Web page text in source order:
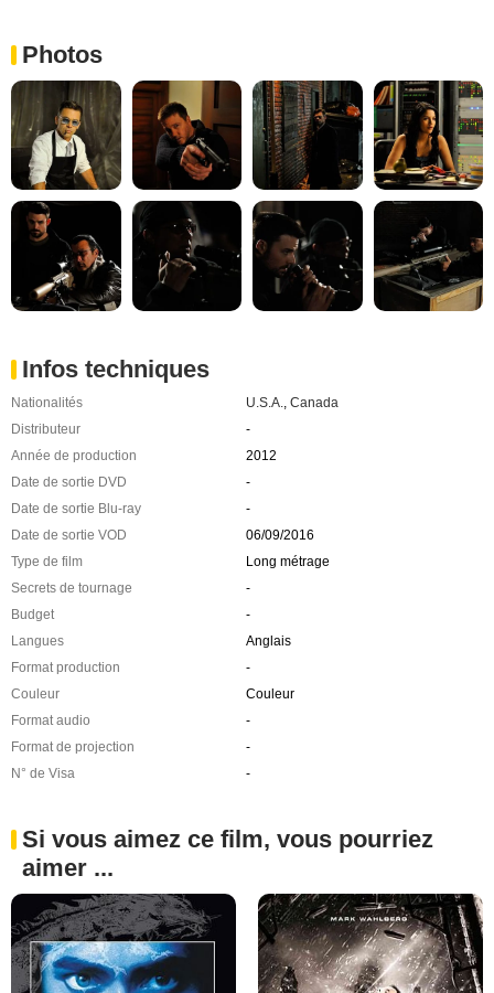
Photos
Infos techniques
Nationalités U.S.A.
Canada
Distributeur
-
Année de production
2012
Date de sortie DVD
-
Date de sortie Blu-ray
-
Date de sortie VOD
06/09/2016
Type de film
Long métrage
Secrets de tournage
-
Budget
-
Langues
Anglais
Format production
-
Couleur
Couleur
Format audio
-
Format de projection
-
N° de Visa
-
Si vous aimez ce film, vous pourriez
aimer ...